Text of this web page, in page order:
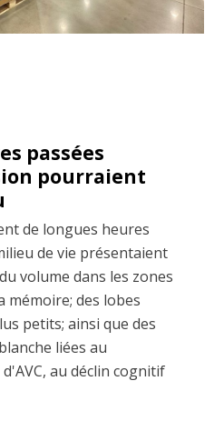
passées
pourraient
de longues heures
de vie présentaient
volume dans les zones
mémoire; des lobes
petits; ainsi que des
liées au
au déclin cognitif